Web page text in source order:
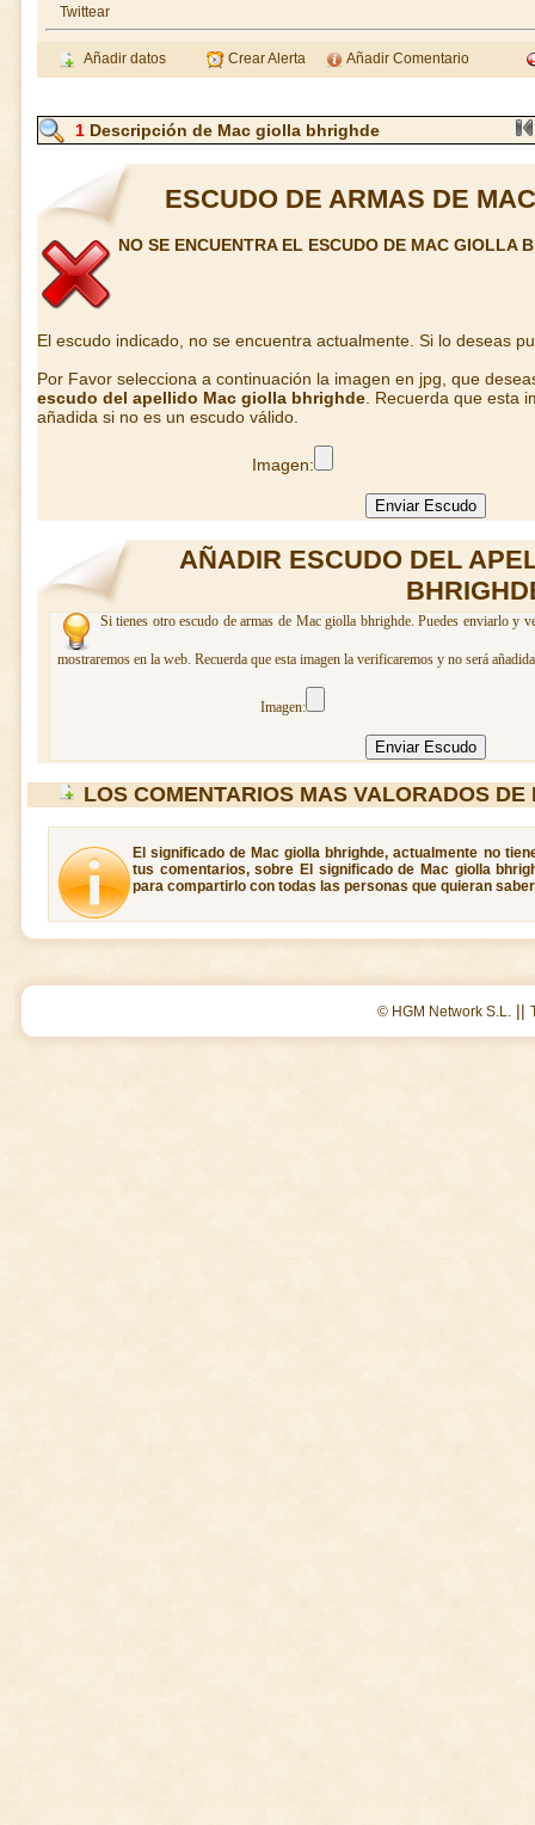
Twittear
Añadir datos Crear Alerta Añadir Comentario
1 Descripción de Mac giolla bhrighde
ESCUDO DE ARMAS DE
NO SE ENCUENTRA EL ESCUDO DE MAC GIOLLA
El escudo indicado, no se encuentra actualmente. Si lo deseas
Por Favor selecciona a continuación la imagen en jpg, que
escudo del apellido Mac giolla bhrighde . Recuerda que esta
añadida si no es un escudo válido.
Imagen:
AÑADIR ESCUDO DEL
Si tienes otro escudo de armas de Mac giolla bhrighde. Puedes enviarlo y
mostraremos en la web. Recuerda que esta imagen la verificaremos y no será
Imagen:
LOS COMENTARIOS MAS VALORADOS
El significado de Mac giolla bhrighde, actualmente no
tus comentarios, sobre El significado de Mac giolla
para compartirlo con todas las personas que quieran
© HGM Network S.L. ||